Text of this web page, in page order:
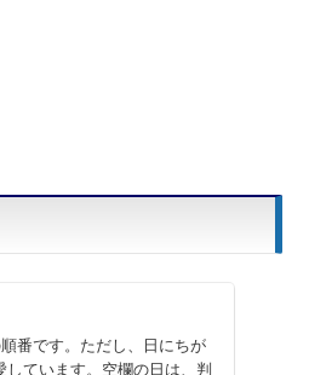
番です。ただし、日にちが
ています。空欄の日は、判